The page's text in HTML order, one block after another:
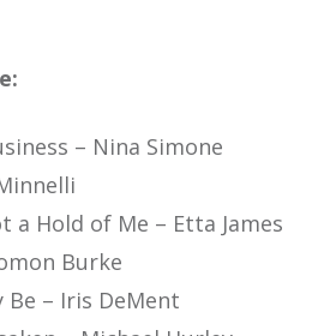
– Nina Simone
a Hold of Me – Etta James
Burke
Be – Iris DeMent